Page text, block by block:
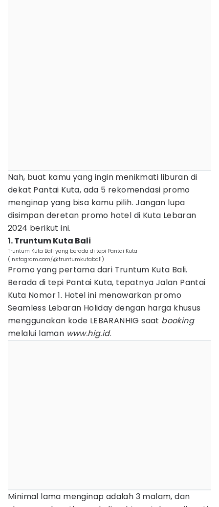
Nah, buat kamu yang ingin menikmati liburan di
dekat Pantai Kuta, ada 5 rekomendasi promo
menginap yang bisa kamu pilih. Jangan lupa
disimpan deretan promo hotel di Kuta Lebaran
2024 berikut ini.
1. Truntum Kuta Bali
Truntum Kuta Bali yang berada di tepi Pantai Kuta
(Instagram.com/@truntumkutabali)
Promo yang pertama dari Truntum Kuta Bali.
Berada di tepi Pantai Kuta, tepatnya Jalan Pantai
Kuta Nomor 1. Hotel ini menawarkan promo
Seamless Lebaran Holiday dengan harga khusus
menggunakan kode LEBARANHIG saat booking
melalui laman www.hig.id.
Minimal lama menginap adalah 3 malam, dan